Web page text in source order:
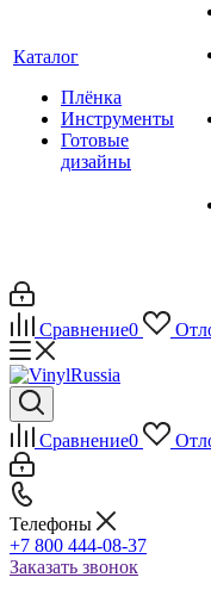
Каталог
Плёнка
Инструменты
Готовые
дизайны
Сравнение0
Сравнение0
Телефоны
+7 800 444-08-37
Заказать звонок